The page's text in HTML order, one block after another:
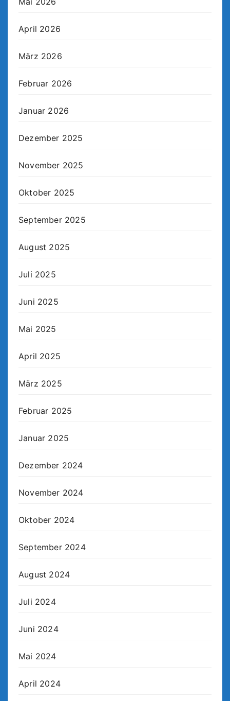
April 2026
März 2026
Februar 2026
Januar 2026
Dezember 2025
November 2025
Oktober 2025
September 2025
August 2025
Juli 2025
Juni 2025
Mai 2025
April 2025
März 2025
Februar 2025
Januar 2025
Dezember 2024
November 2024
Oktober 2024
September 2024
August 2024
Juli 2024
Juni 2024
Mai 2024
April 2024